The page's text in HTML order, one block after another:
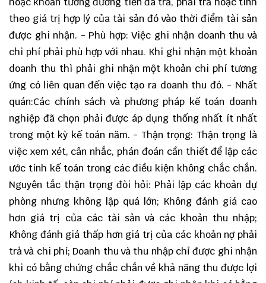
theo giá trị hợp lý của tài sản đó vào thời điểm tài sản
được ghi nhận. - Phù hợp: Việc ghi nhận doanh thu và
chi phí phải phù hợp với nhau. Khi ghi nhận một khoản
doanh thu thì phải ghi nhận một khoản chi phí tương
ứng có liên quan đến việc tạo ra doanh thu đó. - Nhất
quán:Các chính sách và phương pháp kế toán doanh
nghiệp đã chọn phải được áp dụng thống nhất ít nhất
trong một kỳ kế toán năm. - Thận trọng: Thận trọng là
việc xem xét, cân nhắc, phán đoán cần thiết để lập các
ước tính kế toán trong các điều kiện không chắc chắn.
Nguyên tắc thận trọng đòi hỏi: Phải lập các khoản dự
phòng nhưng không lập quá lớn; Không đánh giá cao
hơn giá trị của các tài sản và các khoản thu nhập;
Không đánh giá thấp hơn giá trị của các khoản nợ phải
trả và chi phí; Doanh thu và thu nhập chỉ được ghi nhận
khi có bằng chứng chắc chắn về khả năng thu được lợi